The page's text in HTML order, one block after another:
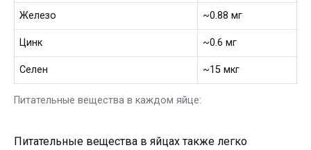
Питательные вещества в каждом яйце:
Железо ~0.88 мг
Цинк ~0.6 мг
Селен ~15 мкг
Питательные вещества в яйцах также легко